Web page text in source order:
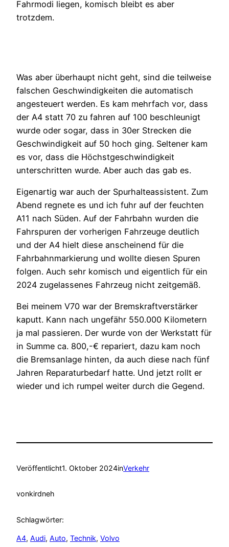
Fahrmodi liegen, komisch bleibt es aber
trotzdem.
Was aber überhaupt nicht geht, sind die teilweise
falschen Geschwindigkeiten die automatisch
angesteuert werden. Es kam mehrfach vor, dass
der A4 statt 70 zu fahren auf 100 beschleunigt
wurde oder sogar, dass in 30er Strecken die
Geschwindigkeit auf 50 hoch ging. Seltener kam
es vor, dass die Höchstgeschwindigkeit
unterschritten wurde. Aber auch das gab es.
Eigenartig war auch der Spurhalteassistent. Zum
Abend regnete es und ich fuhr auf der feuchten
A11 nach Süden. Auf der Fahrbahn wurden die
Fahrspuren der vorherigen Fahrzeuge deutlich
und der A4 hielt diese anscheinend für die
Fahrbahnmarkierung und wollte diesen Spuren
folgen. Auch sehr komisch und eigentlich für ein
2024 zugelassenes Fahrzeug nicht zeitgemäß.
Bei meinem V70 war der Bremskraftverstärker
kaputt. Kann nach ungefähr 550.000 Kilometern
ja mal passieren. Der wurde von der Werkstatt für
in Summe ca. 800,-€ repariert, dazu kam noch
die Bremsanlage hinten, da auch diese nach fünf
Jahren Reparaturbedarf hatte. Und jetzt rollt er
wieder und ich rumpel weiter durch die Gegend.
Veröffentlicht1. Oktober 2024inVerkehr
vonkirdneh
Schlagwörter:
A4, Audi, Auto, Technik, Volvo